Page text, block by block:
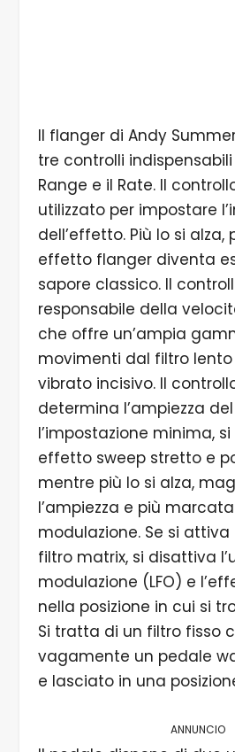
Il flanger di Andy
tre controlli indispensabili
Range e il Rate. Il
utilizzato per impostare
dell’effetto. Più lo si alza,
effetto flanger diventa
sapore classico. Il
responsabile della
che offre un’ampia
movimenti dal filtro
vibrato incisivo. Il
determina l’ampiezza
l’impostazione minima,
effetto sweep stretto e
mentre più lo si alza,
l’ampiezza e più
modulazione. Se si attiva
filtro matrix, si disattiva
modulazione (LFO) e
nella posizione in cui si
Si tratta di un filtro fisso
vagamente un pedale
e lasciato in una
ANNUNCIO